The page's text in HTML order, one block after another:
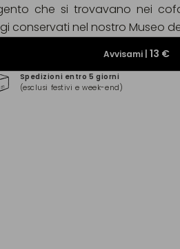
Avvisami | 13 €
Spedizioni entro 5 giorni
(esclusi festivi e week-end)
che si trovavano nei
conservati nel nostro Museo